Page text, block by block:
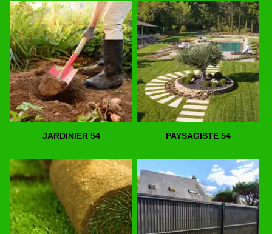
JARDINIER 54 PAYSAGISTE 54